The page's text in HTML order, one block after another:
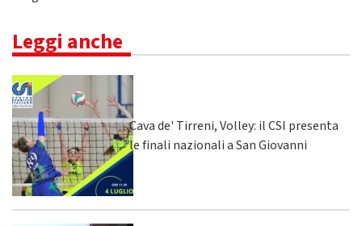
Leggi anche
Cava de' Tirreni, Volley: il CSI presenta
le finali nazionali a San Giovanni